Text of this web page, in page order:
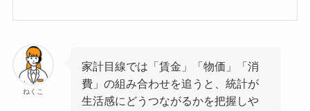
ねくこ
家計目線では「賃金」「物価」「消
費」の組み合わせを追うと、統計が
生活感にどうつながるかを把握しや